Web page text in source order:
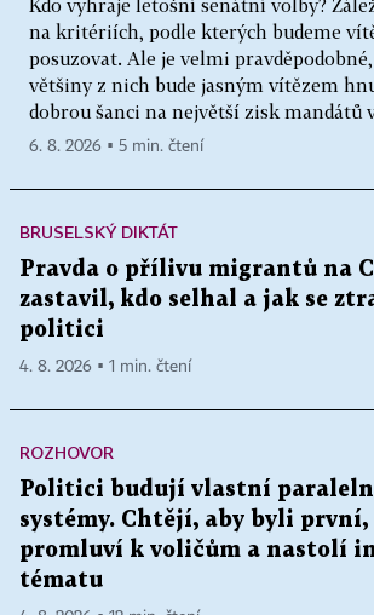
Kdo vyhraje letošní senátní volby?
na kritériích, podle kterých budeme
posuzovat. Ale je velmi
většiny z nich bude jasným vítězem
dobrou šanci na největší zisk mandátů
6. 8. 2026 ▪ 5 min. čtení
BRUSELSKÝ DIKTÁT
Pravda o přílivu migrantů na
zastavil, kdo selhal a jak se
politici
4. 8. 2026 ▪ 1 min. čtení
ROZHOVOR
Politici budují vlastní
systémy. Chtějí, aby byli první,
promluví k voličům a nastolí
tématu